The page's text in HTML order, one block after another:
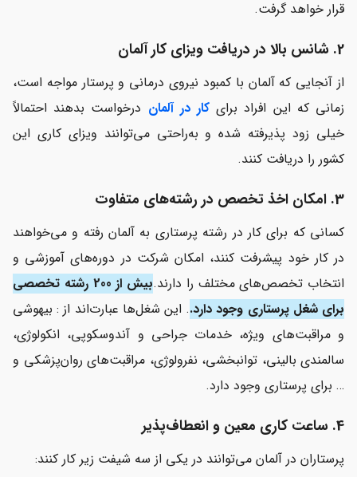
قرار خواهد گرفت.
2. شانس بالا در دریافت ویزای کار آلمان
از آنجایی که آلمان با کمبود نیروی درمانی و پرستار مواجه است،
زمانی که این افراد برای کار در آلمان درخواست بدهند احتمالاً
خیلی زود پذیرفته شده و به‌راحتی می‌توانند ویزای کاری این
کشور را دریافت کنند.
3. امکان اخذ تخصص در رشته‌های متفاوت
کسانی که برای کار در رشته پرستاری به آلمان رفته و می‌خواهند
در کار خود پیشرفت کنند، امکان شرکت در دوره‌های آموزشی و
انتخاب تخصص‌های مختلف را دارند.
بیش از 200 رشته تخصصی
برای شغل پرستاری وجود دارد.. این شغل‌ها عبارت‌اند از : بیهوشی
و مراقبت‌های ویژه، خدمات جراحی و آندوسکوپی، انکولوژی،
سالمندی بالینی، توانبخشی، نفرولوژی، مراقبت‌های روان‌پزشکی و
… برای پرستاری وجود دارد.
4. ساعت کاری معین و انعطاف‌پذیر
پرستاران در آلمان می‌توانند در یکی از سه شیفت زیر کار کنند: